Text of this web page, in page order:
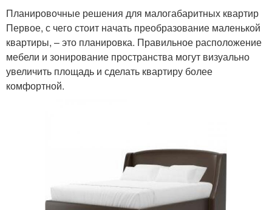
Планировочные решения для малогабаритных квартир
Первое, с чего стоит начать преобразование маленькой
квартиры, – это планировка. Правильное расположение
мебели и зонирование пространства могут визуально
увеличить площадь и сделать квартиру более
комфортной.